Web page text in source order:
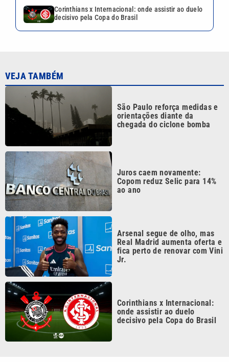
Corinthians x Internacional: onde assistir ao duelo
decisivo pela Copa do Brasil
VEJA TAMBÉM
São Paulo reforça medidas e
orientações diante da
chegada do ciclone bomba
Juros caem novamente:
Copom reduz Selic para 14%
ao ano
Arsenal segue de olho, mas
Real Madrid aumenta oferta e
fica perto de renovar com Vini
Jr.
Corinthians x Internacional:
onde assistir ao duelo
decisivo pela Copa do Brasil